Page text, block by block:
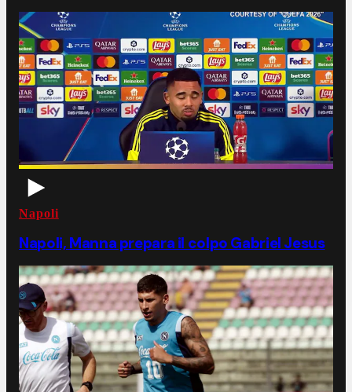
Napoli
Napoli, Manna prepara il colpo Gabriel Jesus